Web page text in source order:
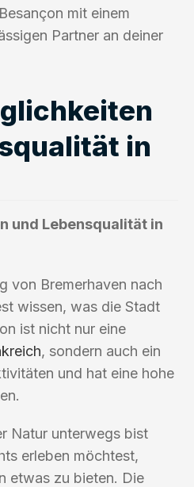
mit einem
Partner an deiner
in
und Lebensqualität in
von Bremerhaven nach
wissen, was die Stadt
ist nicht nur eine
, sondern auch ein
und hat eine hohe
Natur unterwegs bist
erleben möchtest,
etwas zu bieten. Die